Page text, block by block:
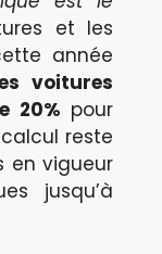
et les
année
voitures
20% pour
reste
en vigueur
jusqu’à